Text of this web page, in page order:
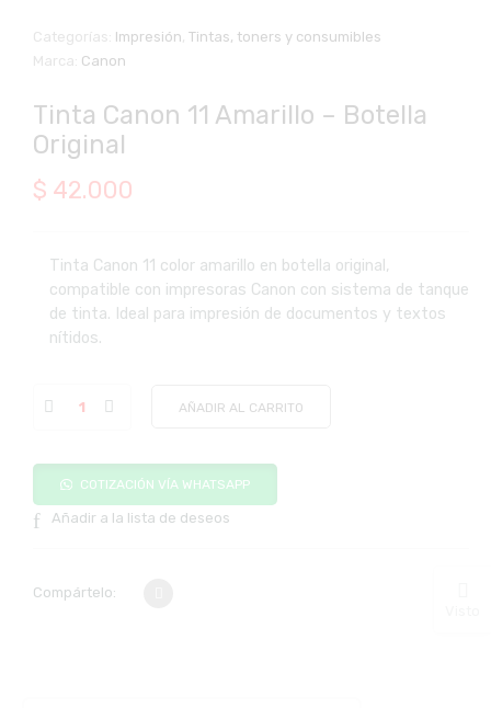
Categorías: Impresión ,Tintas, toners y consumibles
Marca: Canon
Tinta Canon 11 Amarillo – Botella
Original
$ 42.000
Tinta Canon 11 color amarillo en botella original,
compatible con impresoras Canon con sistema de tanque
de tinta. Ideal para impresión de documentos y textos
nítidos.
AÑADIR AL CARRITO
COTIZACIÓN VÍA WHATSAPP
Añadir a la lista de deseos
Compártelo: